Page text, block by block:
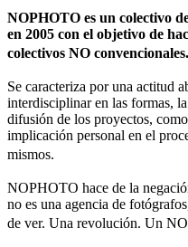
NOPHOTO es un colectivo
en 2005 con el objetivo de
colectivos NO
Se caracteriza por una actitud
interdisciplinar en las formas,
difusión de los proyectos,
implicación personal en el
mismos.
NOPHOTO hace de la
no es una agencia de
de ver. Una revolución. Un